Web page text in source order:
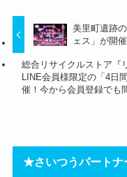
美里町遺跡
ェス」が開
総合リサイクルストア『
LINE会員様限定の「4日
催！今から会員登録でも
★さいつうパートナ